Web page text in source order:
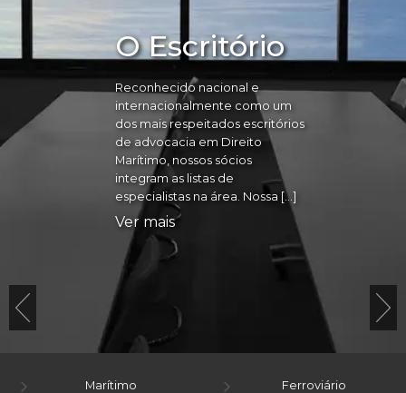
O Escritório
Reconhecido nacional e
internacionalmente como um
dos mais respeitados escritórios
de advocacia em Direito
Marítimo, nossos sócios
integram as listas de
especialistas na área. Nossa […]
Ver mais
Marítimo Ferroviário